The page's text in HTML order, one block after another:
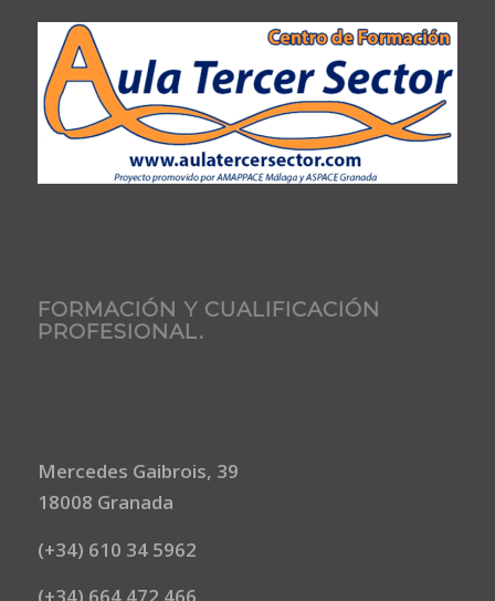
FORMACIÓN Y CUALIFICACIÓN
PROFESIONAL.
Mercedes Gaibrois, 39
18008 Granada
(+34) 610 34 5962